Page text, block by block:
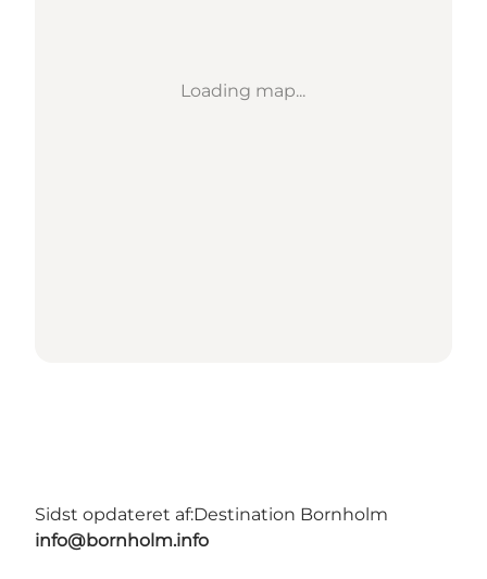
Loading map...
Sidst opdateret af:Destination Bornholm
info@bornholm.info